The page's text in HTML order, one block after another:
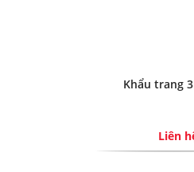
Khẩu trang
Liên